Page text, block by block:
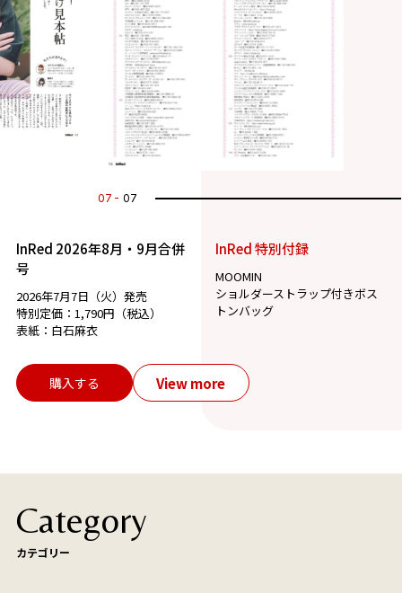
07 07
InRed 2026年8月・9月合併
号
2026年7月7日（火）発売
特別定価：1,790円（税込）
表紙：白石麻衣
InRed 特別付録
MOOMIN
ショルダーストラップ付きボス
トンバッグ
購入する View more
Category
カテゴリー